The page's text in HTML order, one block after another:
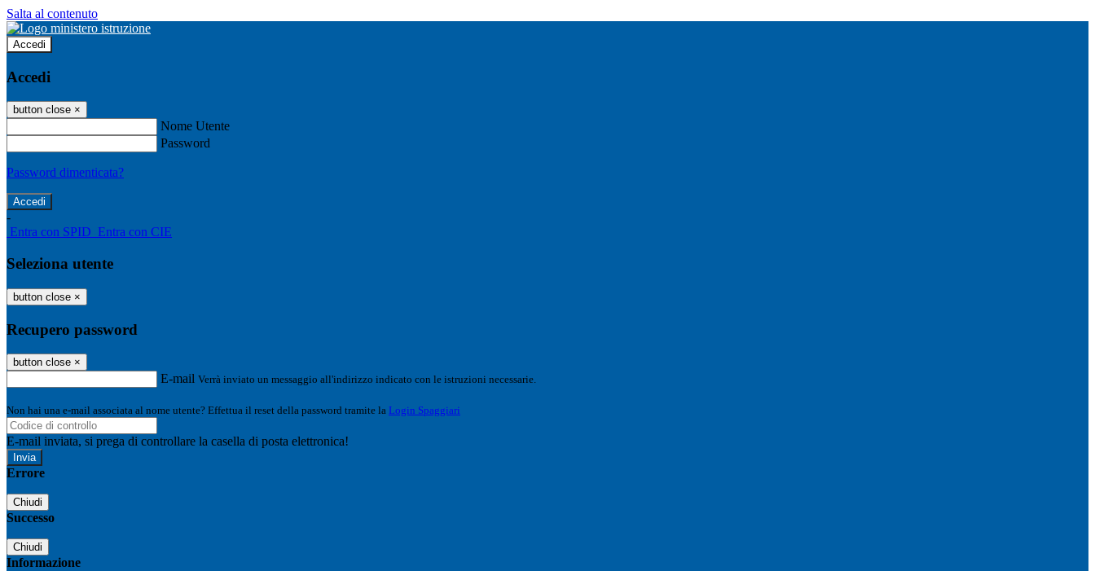
Salta al contenuto
Accedi
Accedi
button close ×
Nome Utente
Password
Password dimenticata?
-
Entra con SPID Entra con CIE
Seleziona utente
button close ×
Recupero password
button close ×
E-mail Verrà inviato un messaggio all'indirizzo indicato con le istruzioni necessarie.
Non hai una e-mail associata al nome utente? Effettua il reset della password tramite la Login Spaggiari
E-mail inviata, si prega di controllare la casella di posta elettronica!
Errore
Chiudi
Successo
Chiudi
Informazione